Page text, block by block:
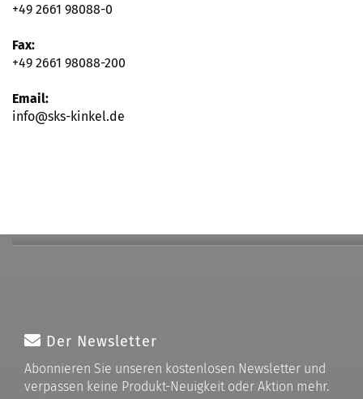
+49 2661 98088-0
Fax:
+49 2661 98088-200
Email:
info@sks-kinkel.de
Der Newsletter
Abonnieren Sie unseren kostenlosen Newsletter und
verpassen keine Produkt-Neuigkeit oder Aktion mehr.